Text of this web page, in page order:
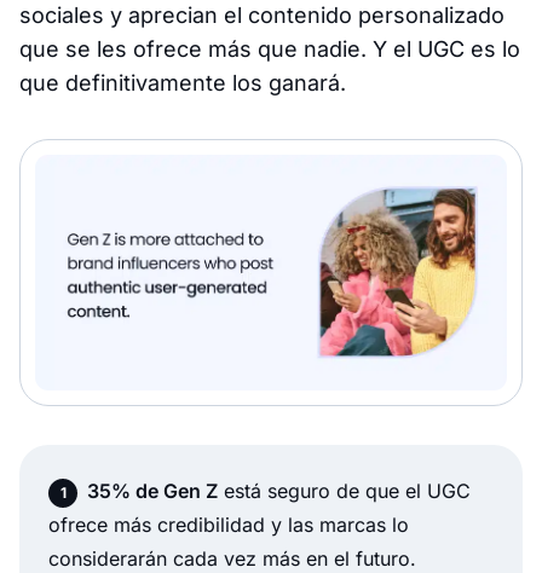
sociales y aprecian el contenido personalizado
que se les ofrece más que nadie. Y el UGC es lo
que definitivamente los ganará.
35% de Gen Z está seguro de que el UGC
ofrece más credibilidad y las marcas lo
considerarán cada vez más en el futuro.